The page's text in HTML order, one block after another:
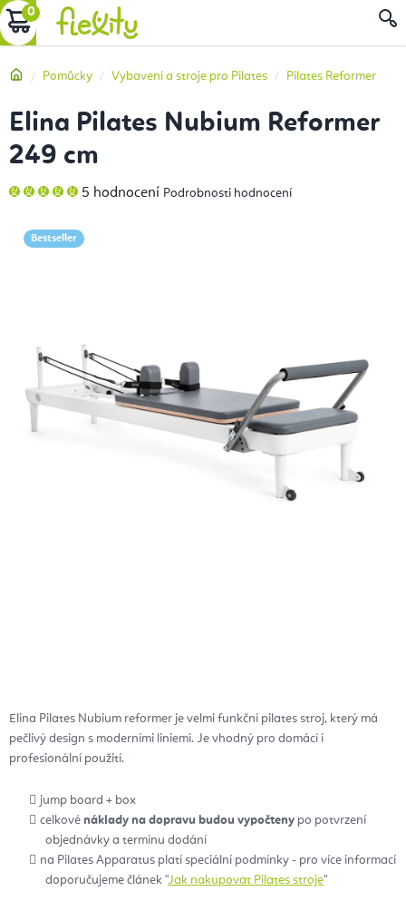
Přejít
na
NÁKUPNÍ
DomůPomůcky Vybavení a stroje pro Pilates Pilates Reformer
Elina Pilates Nubium reformer je velmi funkční pilates stroj, který má
pečlivý design s moderními liniemi. Je vhodný pro domácí i
profesionální použití.
jump board + box
celkové náklady na dopravu budou vypočteny po potvrzení
objednávky a termínu dodání
na Pilates Apparatus platí speciální podmínky - pro více informací
doporučujeme článek "Jak nakupovat Pilates stroje"
Elina Pilates Nubium Reformer
249 cm
Průměrné
hodnocení
5,0
z
5 hodnocení Podrobnosti hodnocení
Bestseller